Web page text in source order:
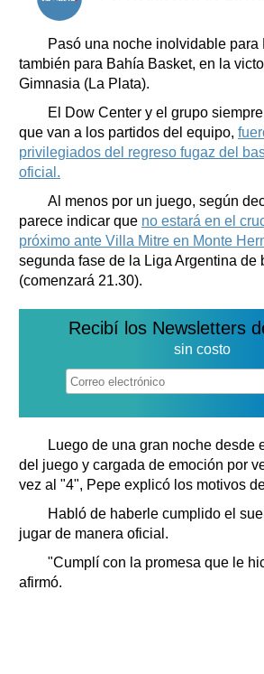
Clasificados
Suplementos
Servicios
Transportes
Loterías
Datos Útiles
Edictos
Teléfonos
Pasó una noche inolvidable para
también para Bahía Basket, en la
Gimnasia (La Plata).
El Dow Center y el grupo
que van a los partidos del equipo,
privilegiados del regreso fugaz del
oficial.
Al menos por un juego, según
parece indicar que no estará en el
próximo ante Villa Mitre en Monte
segunda fase de la Liga Argentina de
(comenzará 21.30).
Recibí los Newsletters
sin costo
Luego de una gran noche desde
del juego y cargada de emoción por
vez al "4", Pepe explicó los motivos
Habló de haberle cumplido el
jugar de manera oficial.
"Cumplí con la promesa que le
afirmó.